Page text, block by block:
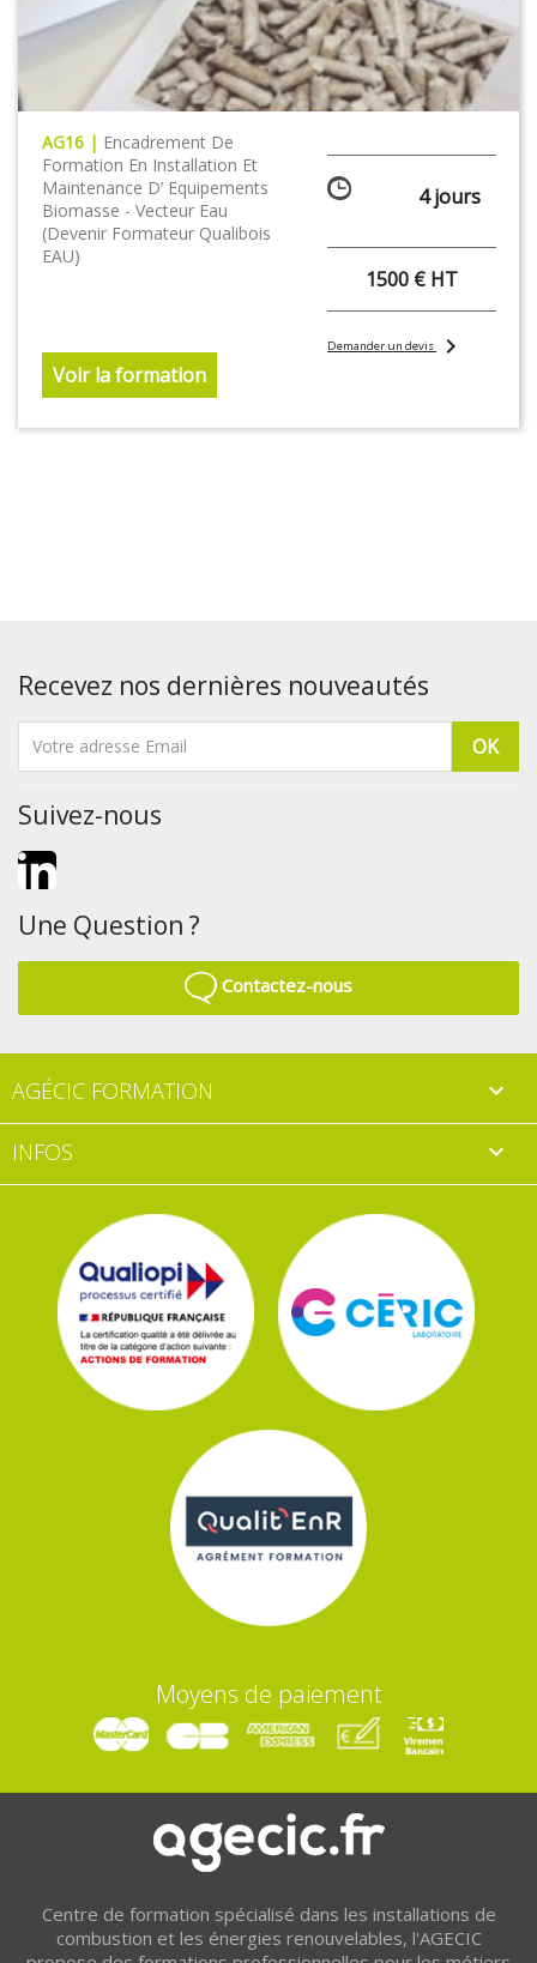
AG16 | Encadrement De
Formation En Installation Et
Maintenance D’ Equipements
Biomasse - Vecteur Eau
(Devenir Formateur Qualibois
EAU)
Voir la formation
4 jours
1500 € HT
Demander un devischevron_right
Recevez nos dernières nouveautés
Suivez-nous
Une Question ?
Contactez-nous
AGÉCIC FORMATION 
INFOS 
Moyens de paiement
Centre de formation spécialisé dans les installations de
combustion et les énergies renouvelables, l'AGECIC